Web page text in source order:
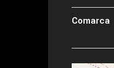
Comarca